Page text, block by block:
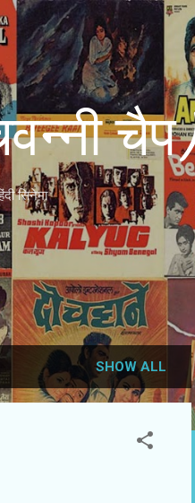
चैप)
सिनेमा
SHOW ALL